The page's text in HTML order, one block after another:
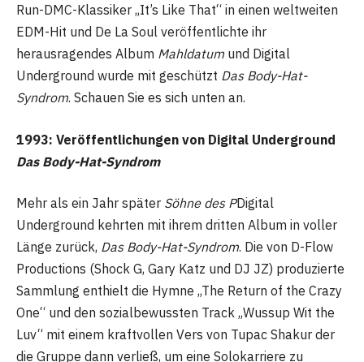
Run-DMC-Klassiker „It’s Like That“ in einen weltweiten
EDM-Hit und De La Soul veröffentlichte ihr
herausragendes Album Mahldatum und Digital
Underground wurde mit geschützt Das Body-Hat-
Syndrom. Schauen Sie es sich unten an.
1993: Veröffentlichungen von Digital Underground
Das Body-Hat-Syndrom
Mehr als ein Jahr später Söhne des PDigital
Underground kehrten mit ihrem dritten Album in voller
Länge zurück, Das Body-Hat-Syndrom. Die von D-Flow
Productions (Shock G, Gary Katz und DJ JZ) produzierte
Sammlung enthielt die Hymne „The Return of the Crazy
One“ und den sozialbewussten Track „Wussup Wit the
Luv“ mit einem kraftvollen Vers von Tupac Shakur der
die Gruppe dann verließ, um eine Solokarriere zu